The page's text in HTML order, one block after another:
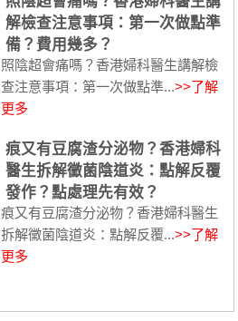
解檢查注意事項：第一次做點準
備？費用幾多？
照陰超會痛嗎？香港婦科醫生講解檢
查注意事項：第一次做點準...>>了解
更多
痕又有豆腐渣分泌物？香港婦科
醫生拆解黴菌陰道炎：點解反覆
發作？點處理先有效？
痕又有豆腐渣分泌物？香港婦科醫生
拆解黴菌陰道炎：點解反覆...>>了解
更多